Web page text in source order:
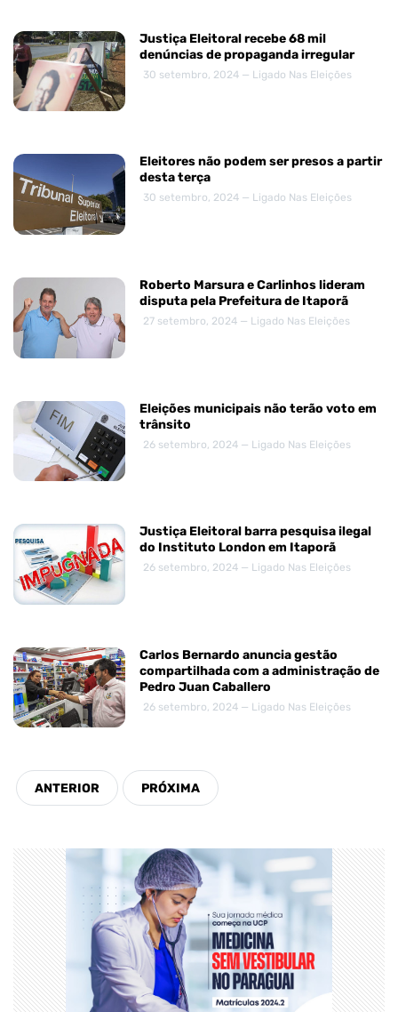
Justiça Eleitoral recebe 68 mil
denúncias de propaganda irregular
30 setembro, 2024 — Ligado Nas Eleições
Eleitores não podem ser presos a partir
desta terça
30 setembro, 2024 — Ligado Nas Eleições
Roberto Marsura e Carlinhos lideram
disputa pela Prefeitura de Itaporã
27 setembro, 2024 — Ligado Nas Eleições
Eleições municipais não terão voto em
trânsito
26 setembro, 2024 — Ligado Nas Eleições
Justiça Eleitoral barra pesquisa ilegal
do Instituto London em Itaporã
26 setembro, 2024 — Ligado Nas Eleições
Carlos Bernardo anuncia gestão
compartilhada com a administração de
Pedro Juan Caballero
26 setembro, 2024 — Ligado Nas Eleições